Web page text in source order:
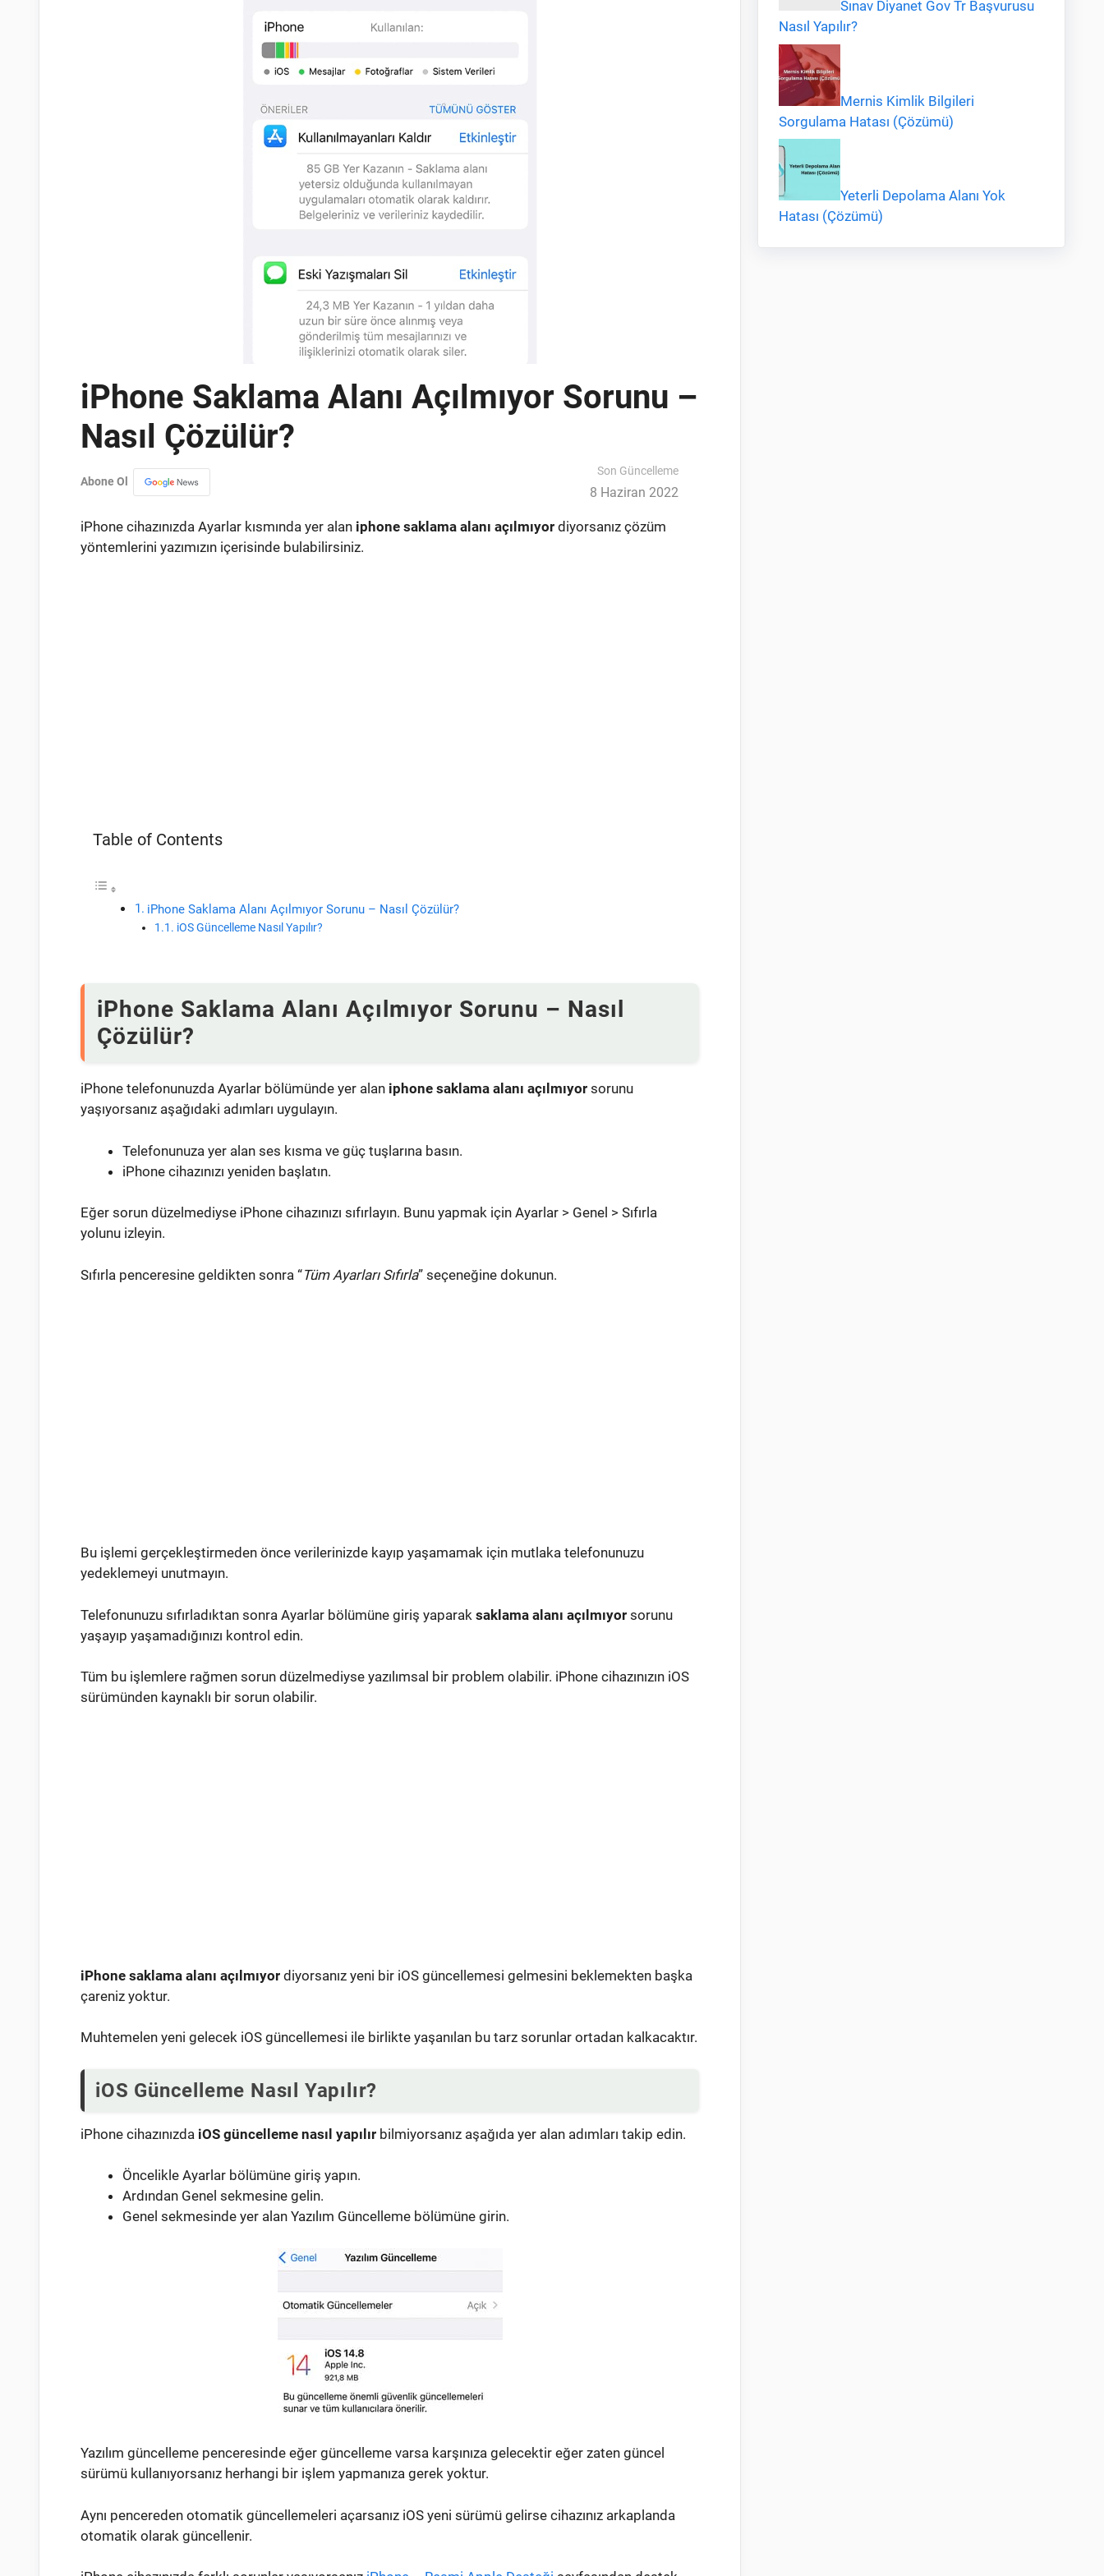
iPhone Saklama Alanı Açılmıyor Sorunu –
Nasıl Çözülür?
Abone Ol
Son Güncelleme
8 Haziran 2022
iPhone cihazınızda Ayarlar kısmında yer alan iphone saklama alanı açılmıyor diyorsanız çözüm
yöntemlerini yazımızın içerisinde bulabilirsiniz.
Table of Contents
iPhone Saklama Alanı Açılmıyor Sorunu – Nasıl Çözülür?
iOS Güncelleme Nasıl Yapılır?
iPhone Saklama Alanı Açılmıyor Sorunu – Nasıl
Çözülür?
iPhone telefonunuzda Ayarlar bölümünde yer alan iphone saklama alanı açılmıyor sorunu
yaşıyorsanız aşağıdaki adımları uygulayın.
Telefonunuza yer alan ses kısma ve güç tuşlarına basın.
iPhone cihazınızı yeniden başlatın.
Eğer sorun düzelmediyse iPhone cihazınızı sıfırlayın. Bunu yapmak için Ayarlar > Genel > Sıfırla
yolunu izleyin.
Sıfırla penceresine geldikten sonra “Tüm Ayarları Sıfırla” seçeneğine dokunun.
Bu işlemi gerçekleştirmeden önce verilerinizde kayıp yaşamamak için mutlaka telefonunuzu
yedeklemeyi unutmayın.
Telefonunuzu sıfırladıktan sonra Ayarlar bölümüne giriş yaparak saklama alanı açılmıyor sorunu
yaşayıp yaşamadığınızı kontrol edin.
Tüm bu işlemlere rağmen sorun düzelmediyse yazılımsal bir problem olabilir. iPhone cihazınızın iOS
sürümünden kaynaklı bir sorun olabilir.
iPhone saklama alanı açılmıyor diyorsanız yeni bir iOS güncellemesi gelmesini beklemekten başka
çareniz yoktur.
Muhtemelen yeni gelecek iOS güncellemesi ile birlikte yaşanılan bu tarz sorunlar ortadan kalkacaktır.
iOS Güncelleme Nasıl Yapılır?
iPhone cihazınızda iOS güncelleme nasıl yapılır bilmiyorsanız aşağıda yer alan adımları takip edin.
Öncelikle Ayarlar bölümüne giriş yapın.
Ardından Genel sekmesine gelin.
Genel sekmesinde yer alan Yazılım Güncelleme bölümüne girin.
Yazılım güncelleme penceresinde eğer güncelleme varsa karşınıza gelecektir eğer zaten güncel
sürümü kullanıyorsanız herhangi bir işlem yapmanıza gerek yoktur.
Aynı pencereden otomatik güncellemeleri açarsanız iOS yeni sürümü gelirse cihazınız arkaplanda
otomatik olarak güncellenir.
Sınav Diyanet Gov Tr Başvurusu
Nasıl Yapılır?
Mernis Kimlik Bilgileri
Sorgulama Hatası (Çözümü)
Yeterli Depolama Alanı Yok
Hatası (Çözümü)